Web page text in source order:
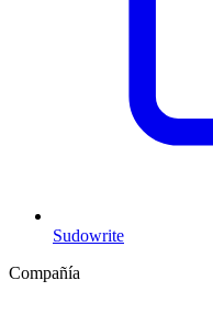
Sudowrite
Compañía